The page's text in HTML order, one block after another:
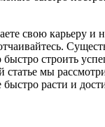
свою карьеру и
строить
статье мы
расти и